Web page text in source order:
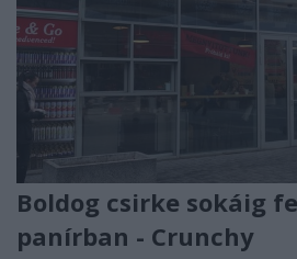
Boldog csirke sokáig
panírban - Crunchy